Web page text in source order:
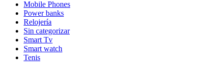
Mobile Phones
Power banks
Relojería
Sin categorizar
Smart Tv
Smart watch
Tenis